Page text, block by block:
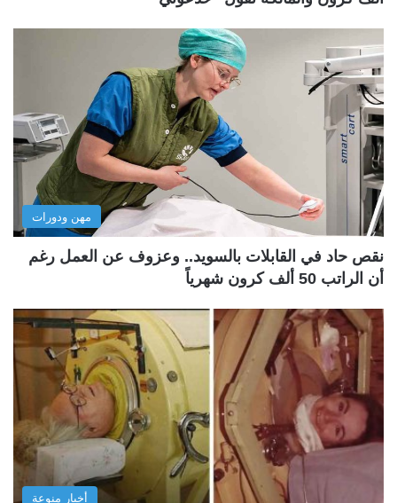
مهن ودورات
نقص حاد في القابلات بالسويد.. وعزوف عن العمل رغم
أن الراتب 50 ألف كرون شهرياً
أخبار منوعة